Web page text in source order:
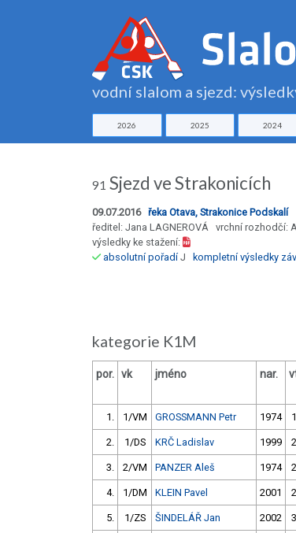
vodní slalom a sjezd:
2026 2025 2024
91 Sjezd ve Strakonicích
09.07.2016 řeka Otava, Strakonice Podskalí
ředitel: Jana LAGNEROVÁ vrchní rozhodčí:
výsledky ke stažení:
absolutní pořadíJ kompletní výsledky
kategorie K1M
por. vk jméno nar.
1. 1/VM GROSSMANN Petr 1974 1
2. 1/DS KRČ Ladislav 1999 2
3. 2/VM PANZER Aleš 1974 2
4. 1/DM KLEIN Pavel 2001 2
5. 1/ZS ŠINDELÁŘ Jan 2002 3